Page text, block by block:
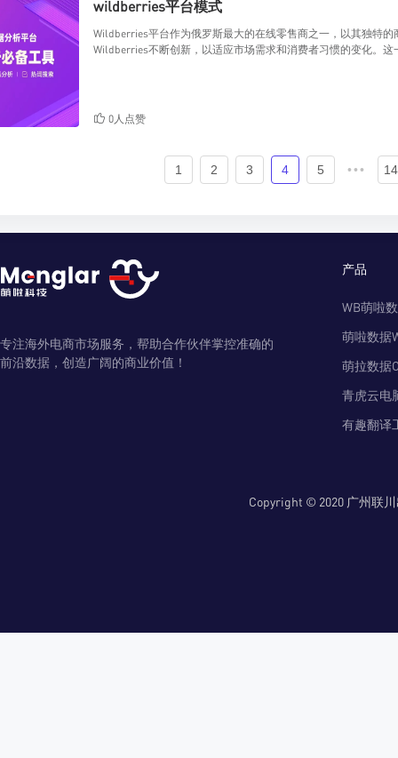
wildberries平台模式
Wildberries平台作为俄罗斯最大的在线零售商之一，以其独特
Wildberries不断创新，以适应市场需求和消费者习惯的变化。这
0人点赞
1 2 3 4 5 •••
专注海外电商市场服务，帮助合作伙伴掌控准确的
前沿数据，创造广阔的商业价值！
产品
WB萌啦
萌啦数据
萌拉数据
青虎云电
有趣翻译
Copyright © 2020 广州联